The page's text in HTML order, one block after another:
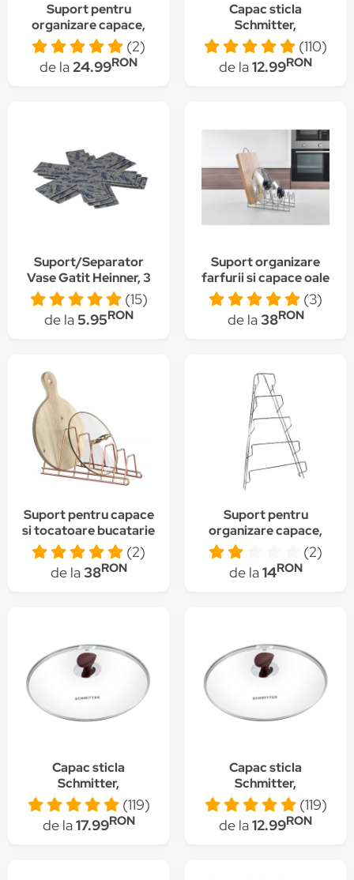
Suport pentru
organizare capace,
tavi, farfurii, 19x18x15
cm
(2)
de la24.99RON
Capac sticla
Schmitter,
termorezistent, 22 cm
(110)
de la12.99RON
Suport/Separator
Vase Gatit Heinner, 3
Buc
(15)
de la5.95RON
Suport organizare
farfurii si capace oale
(3)
de la38RON
Suport pentru capace
si tocatoare bucatarie
finisaj cupru (2)
de la38RON
Suport pentru
organizare capace,
42x23x7 cm
(2)
de la14RON
Capac sticla
Schmitter,
termorezistent, 28 cm
(119)
de la17.99RON
Capac sticla
Schmitter,
termorezistent, 24 cm
(119)
de la12.99RON